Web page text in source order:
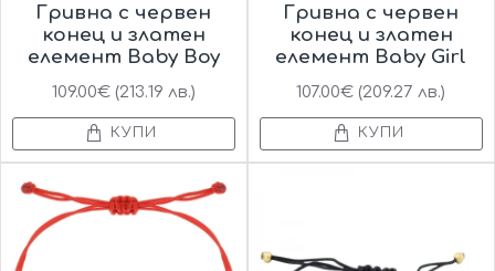
Гривна с червен
конец и златен
елемент Baby Boy
109.00€ (213.19 лв.)
КУПИ
Гривна с червен
конец и златен
елемент Baby Girl
107.00€ (209.27 лв.)
КУПИ